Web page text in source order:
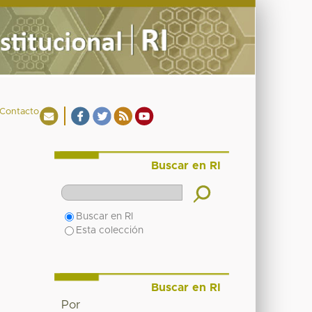
Buscar en RI
Buscar en RI
Esta colección
Buscar en RI
Por